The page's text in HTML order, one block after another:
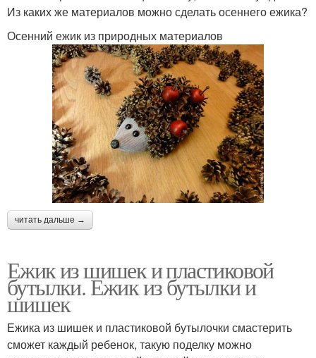
Из каких же материалов можно сделать осеннего ежика?
Осенний ежик из природных материалов
читать дальше →
Ежик из шишек и пластиковой
бутылки. Ежик из бутылки и
шишек
Ежика из шишек и пластиковой бутылочки смастерить
сможет каждый ребенок, такую поделку можно